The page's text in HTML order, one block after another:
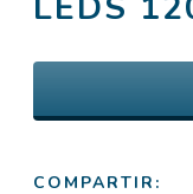
COMPARTIR: